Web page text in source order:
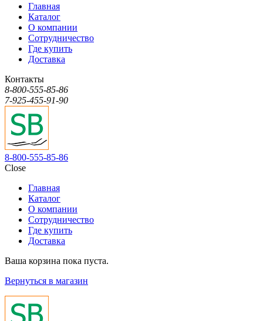
Главная
Каталог
О компании
Сотрудничество
Где купить
Доставка
Контакты
8-800-555-85-86
7-925-455-91-90
8-800-555-85-86
Close
Главная
Каталог
О компании
Сотрудничество
Где купить
Доставка
Ваша корзина пока пуста.
Вернуться в магазин